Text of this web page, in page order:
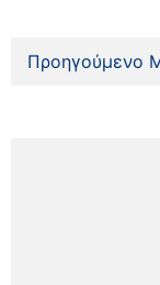
Προηγούμενο